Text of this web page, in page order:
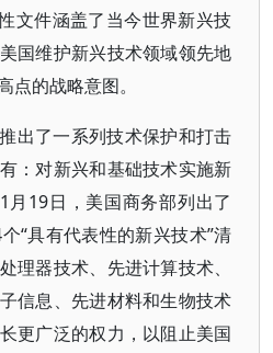
文件涵盖了当今世界新兴技
国维护新兴技术领域领先地
点的战略意图。
出了一系列技术保护和打击
：对新兴和基础技术实施新
月19日，美国商务部列出了
“具有代表性的新兴技术”清
理器技术、先进计算技术、
信息、先进材料和生物技术
更广泛的权力，以阻止美国